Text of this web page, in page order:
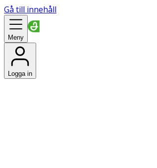
Gå till innehåll
Meny
Logga in